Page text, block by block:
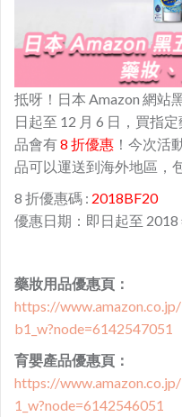
抵呀！日本 Amazon 網站
日起至 12 月 6 日，買指
品會有8 折優惠 ！今次活
品可以運送到海外地區，
8 折優惠碼 : 2018BF20
優惠日期：即日起至 2018
藥妝用品優惠頁：
https://
b1_w?node=6142547051
育嬰產品優惠頁：
https://www.amazon.co.jp/
1_w?node=6142546051